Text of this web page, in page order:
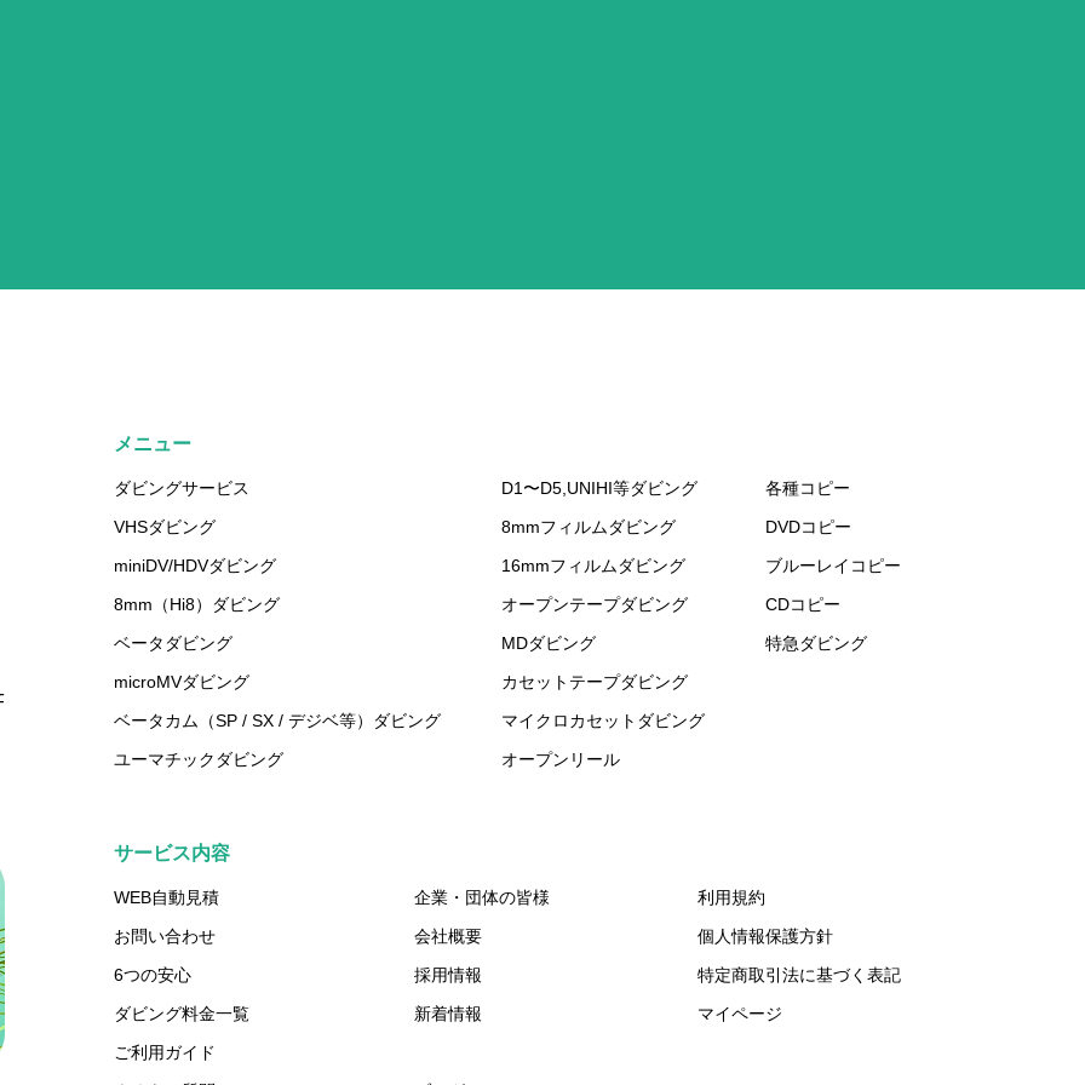
メニュー
ダビングサービス
VHSダビング
miniDV/HDVダビング
8mm（Hi8）ダビング
ベータダビング
microMVダビング
ベータカム（SP / SX / デジベ等）ダビング
ユーマチックダビング
D1〜D5,UNIHI等ダビング
8mmフィルムダビング
16mmフィルムダビング
オープンテープダビング
MDダビング
カセットテープダビング
マイクロカセットダビング
オープンリール
各種コピー
DVDコピー
ブルーレイコピー
CDコピー
特急ダビング
サービス内容
WEB自動見積
お問い合わせ
6つの安心
ダビング料金一覧
ご利用ガイド
企業・団体の皆様
会社概要
採用情報
新着情報
利用規約
個人情報保護方針
特定商取引法に基づく表記
マイページ